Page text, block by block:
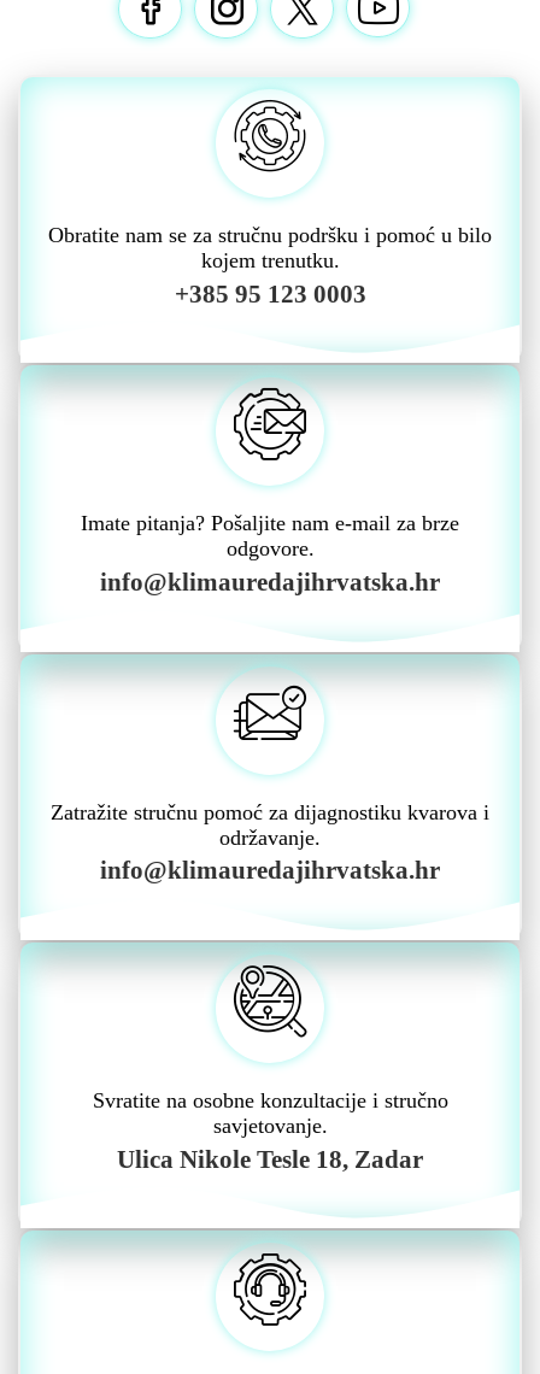
Obratite nam se za stručnu podršku i pomoć u bilo
kojem trenutku.
+385 95 123 0003
Imate pitanja? Pošaljite nam e-mail za brze
odgovore.
info@klimauredajihrvatska.hr
Zatražite stručnu pomoć za dijagnostiku kvarova i
održavanje.
info@klimauredajihrvatska.hr
Svratite na osobne konzultacije i stručno
savjetovanje.
Ulica Nikole Tesle 18, Zadar